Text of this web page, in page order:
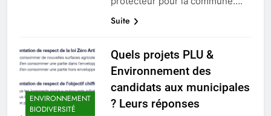
Suite
ENVIRONNEMENT
BIODIVERSITÉ
Quels projets PLU &
Environnement des
candidats aux municipales
? Leurs réponses